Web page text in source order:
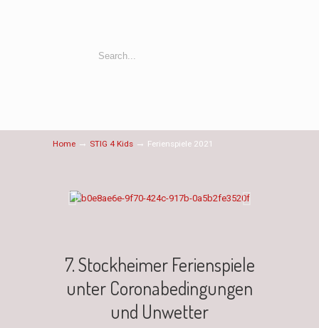
Home → STIG 4 Kids → Ferienspiele 2021
7. Stockheimer Ferienspiele
unter Coronabedingungen
und Unwetter